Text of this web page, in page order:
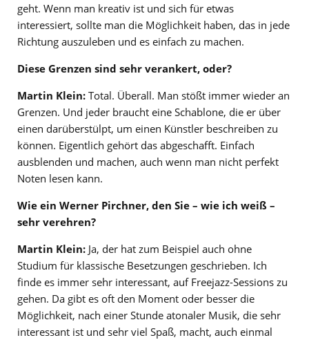
geht. Wenn man kreativ ist und sich für etwas
interessiert, sollte man die Möglichkeit haben, das in jede
Richtung auszuleben und es einfach zu machen.
Diese Grenzen sind sehr verankert, oder?
Martin Klein: Total. Überall. Man stößt immer wieder an
Grenzen. Und jeder braucht eine Schablone, die er über
einen darüberstülpt, um einen Künstler beschreiben zu
können. Eigentlich gehört das abgeschafft. Einfach
ausblenden und machen, auch wenn man nicht perfekt
Noten lesen kann.
Wie ein Werner Pirchner, den Sie – wie ich weiß –
sehr verehren?
Martin Klein: Ja, der hat zum Beispiel auch ohne
Studium für klassische Besetzungen geschrieben. Ich
finde es immer sehr interessant, auf Freejazz-Sessions zu
gehen. Da gibt es oft den Moment oder besser die
Möglichkeit, nach einer Stunde atonaler Musik, die sehr
interessant ist und sehr viel Spaß, macht, auch einmal